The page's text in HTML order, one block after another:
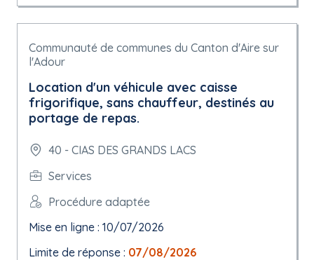
Communauté de communes du Canton d'Aire sur
l'Adour
Location d'un véhicule avec caisse
frigorifique, sans chauffeur, destinés au
portage de repas.
40 - CIAS DES GRANDS LACS
Services
Procédure adaptée
Mise en ligne : 10/07/2026
Limite de réponse : 07/08/2026